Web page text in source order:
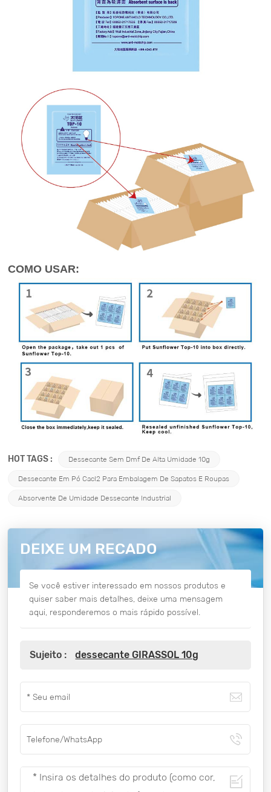
COMO USAR:
HOT TAGS : Dessecante Sem Dmf De Alta Umidade 10g
Dessecante Em Pó Cacl2 Para Embalagem De Sapatos E Roupas
Absorvente De Umidade Dessecante Industrial
DEIXE UM RECADO
Se você estiver interessado em nossos produtos e
quiser saber mais detalhes, deixe uma mensagem
aqui, responderemos o mais rápido possível.
Sujeito : dessecante GIRASSOL 10g